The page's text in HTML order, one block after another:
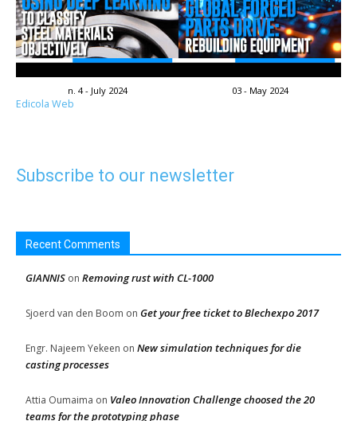
n. 4 - July 2024 03 - May 2024
Edicola Web
Subscribe to our newsletter
Recent Comments
GIANNIS on Removing rust with CL-1000
Sjoerd van den Boom on Get your free ticket to Blechexpo 2017
Engr. Najeem Yekeen on New simulation techniques for die
casting processes
Attia Oumaima on Valeo Innovation Challenge choosed the 20
teams for the prototyping phase